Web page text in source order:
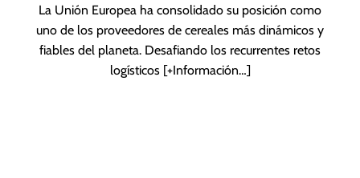
La Unión Europea ha consolidado su posición como
uno de los proveedores de cereales más dinámicos y
fiables del planeta. Desafiando los recurrentes retos
logísticos [+Información…]